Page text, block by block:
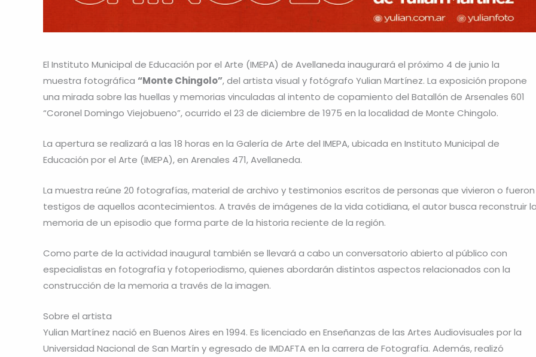
El Instituto Municipal de Educación por el Arte (IMEPA) de Avellaneda inaugurará el próximo 4 de junio la
muestra fotográfica “Monte Chingolo”, del artista visual y fotógrafo Yulian Martínez. La exposición propone
una mirada sobre las huellas y memorias vinculadas al intento de copamiento del Batallón de Arsenales 601
“Coronel Domingo Viejobueno”, ocurrido el 23 de diciembre de 1975 en la localidad de Monte Chingolo.
La apertura se realizará a las 18 horas en la Galería de Arte del IMEPA, ubicada en Instituto Municipal de
Educación por el Arte (IMEPA), en Arenales 471, Avellaneda.
La muestra reúne 20 fotografías, material de archivo y testimonios escritos de personas que vivieron o fueron
testigos de aquellos acontecimientos. A través de imágenes de la vida cotidiana, el autor busca reconstruir
memoria de un episodio que forma parte de la historia reciente de la región.
Como parte de la actividad inaugural también se llevará a cabo un conversatorio abierto al público con
especialistas en fotografía y fotoperiodismo, quienes abordarán distintos aspectos relacionados con la
construcción de la memoria a través de la imagen.
Sobre el artista
Yulian Martínez nació en Buenos Aires en 1994. Es licenciado en Enseñanzas de las Artes Audiovisuales por la
Universidad Nacional de San Martín y egresado de IMDAFTA en la carrera de Fotografía. Además, realizó